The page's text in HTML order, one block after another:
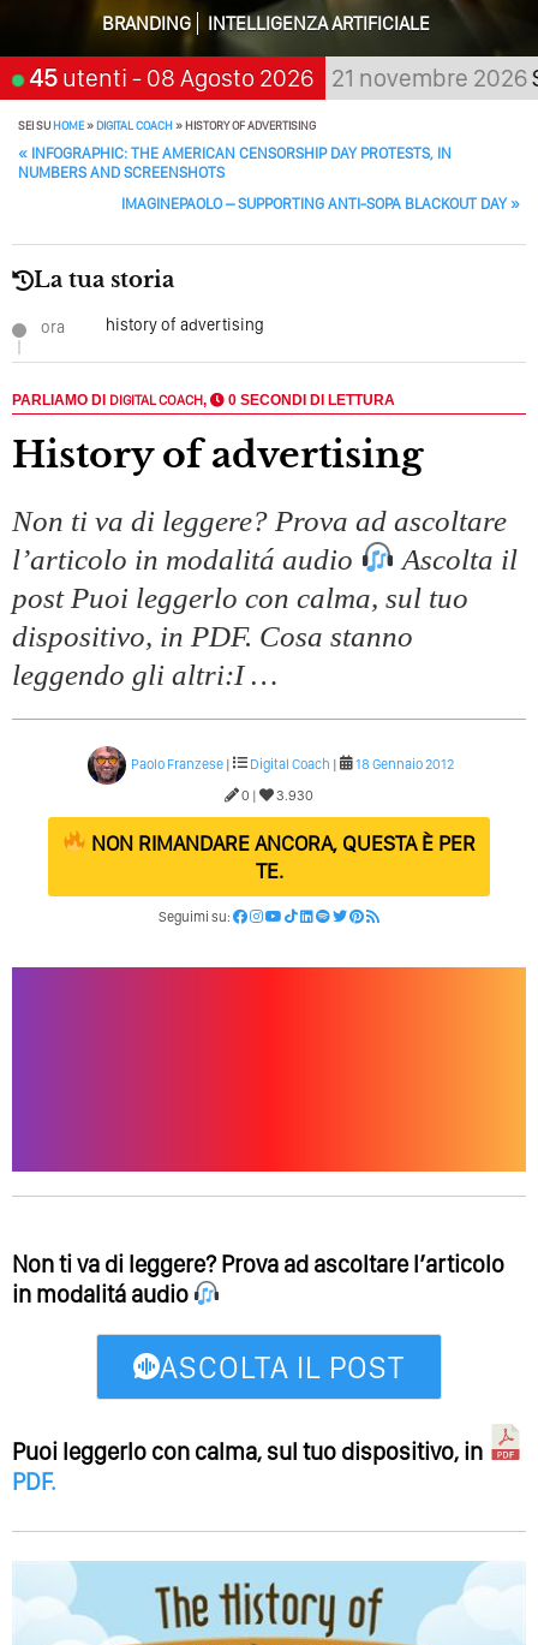
Quali Sono Gli Errori Della Comunicazione Politica? Il
Caso Delle Braccia Incrociate
Come Promuoversi Nel Wedding? Il Mio Intervento Per
L’Accademia Del Wedding
BRANDING
INTELLIGENZA ARTIFICIALE
45 utenti - 08 Agosto 2026
scegli: 21 novembre 2026San
SEI SUHOME»DIGITAL COACH»HISTORY OF ADVERTISING
POST NAVIGATION
« INFOGRAPHIC: THE AMERICAN CENSORSHIP DAY PROTESTS, IN
NUMBERS AND SCREENSHOTS
IMAGINEPAOLO – SUPPORTING ANTI-SOPA BLACKOUT DAY»
La tua storia
ora history of advertising
PARLIAMO DI DIGITAL COACH, 0 SECONDI DI LETTURA
history of advertising
Non ti va di leggere? Prova ad ascoltare
l’articolo in modalitá audio
Ascolta il
post Puoi leggerlo con calma, sul tuo
dispositivo, in PDF. Cosa stanno
leggendo gli altri:I …
Paolo Franzese| Digital Coach |
18 Gennaio 2012
0 |
3.930
NON RIMANDARE ANCORA, QUESTA È PER
TE.
Seguimi su:
Non ti va di leggere? Prova ad ascoltare l’articolo
in modalitá audio
ASCOLTA IL POST
Puoi leggerlo con calma, sul tuo dispositivo, in
PDF.